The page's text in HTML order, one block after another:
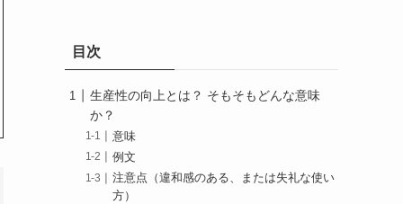
目次
生産性の向上とは？ そもそもどんな意味
か？
意味
例文
注意点（違和感のある、または失礼な使い
方）